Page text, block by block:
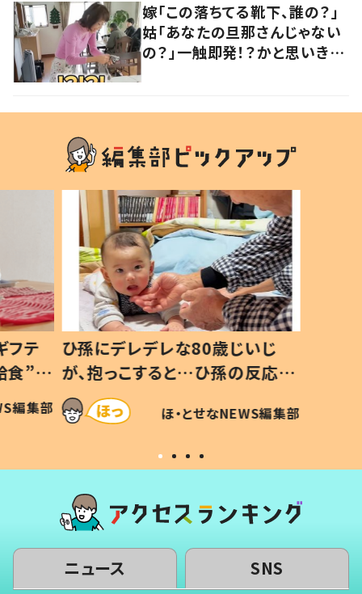
嫁「この落ちてる靴下、誰の？」
姑「あなたの旦那さんじゃない
の？」一触即発！？かと思いき
フテ
食”を
親
編集部
ひ孫にデレデレな80歳じいじ
が、抱っこすると…ひ孫の反応に
「涙が出ました」「可愛くて仕方な
い」
ほ・とせなNEWS編集部
ニュース SNS